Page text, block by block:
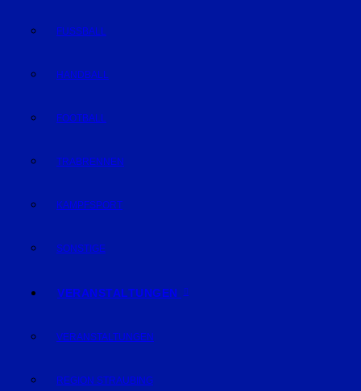
FUSSBALL
HANDBALL
FOOTBALL
TRABRENNEN
KAMPFSPORT
SONSTIGE
VERANSTALTUNGEN
VERANSTALTUNGEN
REGION STRAUBING